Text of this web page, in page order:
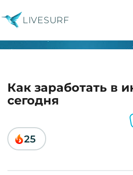
LIVESURF
Как заработать в
сегодня
25